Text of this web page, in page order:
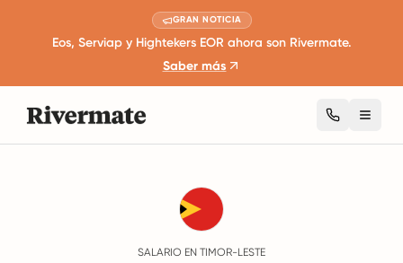
GRAN NOTICIA
Eos, Serviap y Hightekers EOR ahora son Rivermate.
Saber más
SALARIO EN TIMOR-LESTE